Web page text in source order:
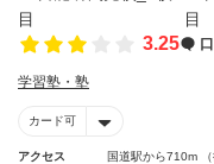
3.25
学習塾・塾
カード可
アクセス 国道駅から710m （